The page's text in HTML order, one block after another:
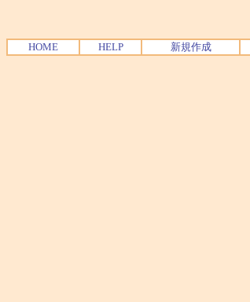
HOME HELP 新規作成